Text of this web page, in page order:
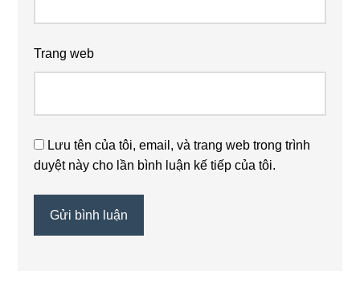
Trang web
Lưu tên của tôi, email, và trang web trong trình
duyệt này cho lần bình luận kế tiếp của tôi.